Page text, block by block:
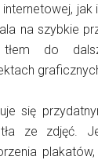
jak
na szybkie
tłem do
się
ze zdjęć.